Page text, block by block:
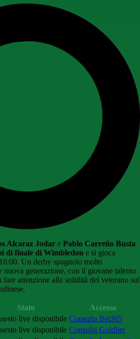
Alcaraz Jodar e Pablo Carreño Busta
di finale di Wimbledon e si gioca
Un derby spagnolo molto
nuova generazione, con il giovane talento
attenzione alla solidità del veterano sul
Stato
Accesso
live disponibile Consulta Bet365
live disponibile Consulta Goldbet